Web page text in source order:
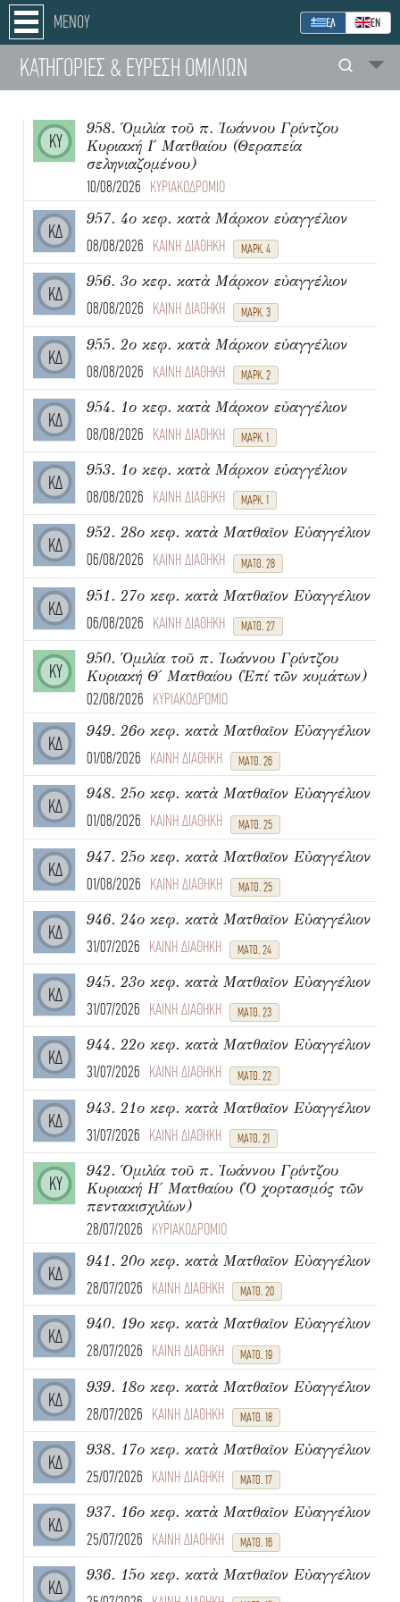
ΜΕΝΟΥ ΕΛ ΕΝ
ΚΑΤΗΓΟΡΙΕΣ & ΕΥΡΕΣΗ ΟΜΙΛΙΩΝ
ΚΥ
958. Ὁμιλία τοῦ π. Ἰωάννου Γρίντζου
Κυριακή Ι΄ Ματθαίου (Θεραπεία
σεληνιαζομένου)
10/08/2026 ΚΥΡΙΑΚΟΔΡΟΜΙΟ
ΚΔ
957. 4ο κεφ. κατὰ Μάρκον εὐαγγέλιον
08/08/2026 ΚΑΙΝΗ ΔΙΑΘΗΚΗ ΜΑΡΚ. 4
ΚΔ
956. 3ο κεφ. κατὰ Μάρκον εὐαγγέλιον
08/08/2026 ΚΑΙΝΗ ΔΙΑΘΗΚΗ ΜΑΡΚ. 3
ΚΔ
955. 2ο κεφ. κατὰ Μάρκον εὐαγγέλιον
08/08/2026 ΚΑΙΝΗ ΔΙΑΘΗΚΗ ΜΑΡΚ. 2
ΚΔ
954. 1ο κεφ. κατὰ Μάρκον εὐαγγέλιον
08/08/2026 ΚΑΙΝΗ ΔΙΑΘΗΚΗ ΜΑΡΚ. 1
ΚΔ
953. 1ο κεφ. κατὰ Μάρκον εὐαγγέλιον
08/08/2026 ΚΑΙΝΗ ΔΙΑΘΗΚΗ ΜΑΡΚ. 1
ΚΔ
952. 28ο κεφ. κατὰ Ματθαῖον Εὐαγγέλιον
06/08/2026 ΚΑΙΝΗ ΔΙΑΘΗΚΗ ΜΑΤΘ. 28
ΚΔ
951. 27ο κεφ. κατὰ Ματθαῖον Εὐαγγέλιον
06/08/2026 ΚΑΙΝΗ ΔΙΑΘΗΚΗ ΜΑΤΘ. 27
ΚΥ
950. Ὁμιλία τοῦ π. Ἰωάννου Γρίντζου
Κυριακή Θ΄ Ματθαίου (Ἐπί τῶν κυμάτων)
02/08/2026 ΚΥΡΙΑΚΟΔΡΟΜΙΟ
ΚΔ
949. 26ο κεφ. κατὰ Ματθαῖον Εὐαγγέλιον
01/08/2026 ΚΑΙΝΗ ΔΙΑΘΗΚΗ ΜΑΤΘ. 26
ΚΔ
948. 25ο κεφ. κατὰ Ματθαῖον Εὐαγγέλιον
01/08/2026 ΚΑΙΝΗ ΔΙΑΘΗΚΗ ΜΑΤΘ. 25
ΚΔ
947. 25ο κεφ. κατὰ Ματθαῖον Εὐαγγέλιον
01/08/2026 ΚΑΙΝΗ ΔΙΑΘΗΚΗ ΜΑΤΘ. 25
ΚΔ
946. 24ο κεφ. κατὰ Ματθαῖον Εὐαγγέλιον
31/07/2026 ΚΑΙΝΗ ΔΙΑΘΗΚΗ ΜΑΤΘ. 24
ΚΔ
945. 23ο κεφ. κατὰ Ματθαῖον Εὐαγγέλιον
31/07/2026 ΚΑΙΝΗ ΔΙΑΘΗΚΗ ΜΑΤΘ. 23
ΚΔ
944. 22ο κεφ. κατὰ Ματθαῖον Εὐαγγέλιον
31/07/2026 ΚΑΙΝΗ ΔΙΑΘΗΚΗ ΜΑΤΘ. 22
ΚΔ
943. 21ο κεφ. κατὰ Ματθαῖον Εὐαγγέλιον
31/07/2026 ΚΑΙΝΗ ΔΙΑΘΗΚΗ ΜΑΤΘ. 21
ΚΥ
942. Ὁμιλία τοῦ π. Ἰωάννου Γρίντζου
Κυριακή Η΄ Ματθαίου (Ὁ χορτασμός τῶν
πεντακισχιλίων)
28/07/2026 ΚΥΡΙΑΚΟΔΡΟΜΙΟ
ΚΔ
941. 20ο κεφ. κατὰ Ματθαῖον Εὐαγγέλιον
28/07/2026 ΚΑΙΝΗ ΔΙΑΘΗΚΗ ΜΑΤΘ. 20
ΚΔ
940. 19ο κεφ. κατὰ Ματθαῖον Εὐαγγέλιον
28/07/2026 ΚΑΙΝΗ ΔΙΑΘΗΚΗ ΜΑΤΘ. 19
ΚΔ
939. 18ο κεφ. κατὰ Ματθαῖον Εὐαγγέλιον
28/07/2026 ΚΑΙΝΗ ΔΙΑΘΗΚΗ ΜΑΤΘ. 18
ΚΔ
938. 17ο κεφ. κατὰ Ματθαῖον Εὐαγγέλιον
25/07/2026 ΚΑΙΝΗ ΔΙΑΘΗΚΗ ΜΑΤΘ. 17
ΚΔ
937. 16ο κεφ. κατὰ Ματθαῖον Εὐαγγέλιον
25/07/2026 ΚΑΙΝΗ ΔΙΑΘΗΚΗ ΜΑΤΘ. 16
ΚΔ
936. 15ο κεφ. κατὰ Ματθαῖον Εὐαγγέλιον